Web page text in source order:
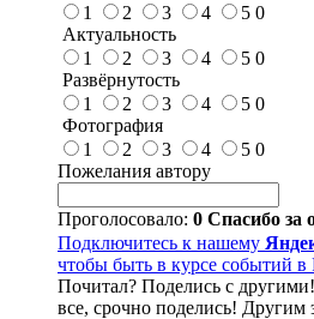
1
2 3 4 5 0
Актуальность
1
2 3 4 5 0
Развёрнутость
1
2 3 4 5 0
Фотография
1
2 3 4 5 0
Пожелания автору
Проголосовало: 0 Спасибо за
Подключитесь к нашему
чтобы быть в курсе событий
Почитал? Поделись с
все, срочно поделись! Другим